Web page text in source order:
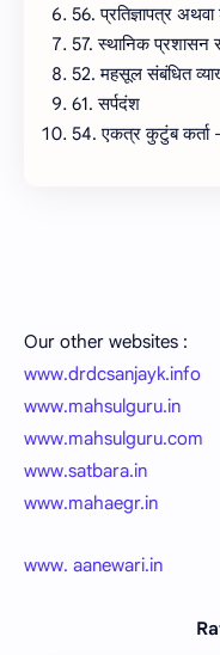
56. प्रतिज्ञापत्र
57. स्थानिक प्रशासन
52. महसूल संबंधित
61. सर्पदंश
54. एकत्र कुटुंब कर्ता
Our other websites :
www.drdcsanjayk.info
www.mahsulguru.in
www.mahsulguru.com
www.satbara.in
www.mahaegr.in
www. aanewari.in